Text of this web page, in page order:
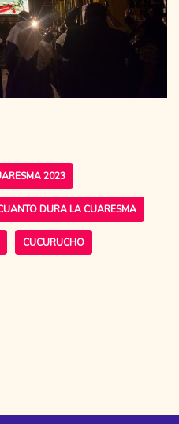
2023
DURA LA CUARESMA
CUCURUCHO